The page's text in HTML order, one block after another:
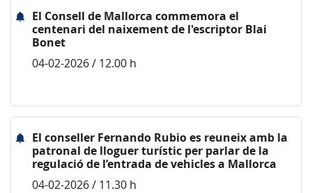
El Consell de Mallorca commemora el
centenari del naixement de l'escriptor Blai
Bonet
04-02-2026 / 12.00 h
El conseller Fernando Rubio es reuneix amb la
patronal de lloguer turístic per parlar de la
regulació de l’entrada de vehicles a Mallorca
04-02-2026 / 11.30 h